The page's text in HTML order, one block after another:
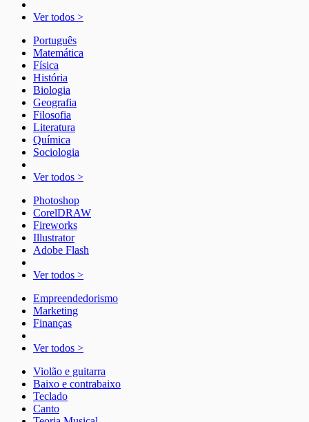
Ver todos >
Português
Matemática
Física
História
Biologia
Geografia
Filosofia
Literatura
Química
Sociologia
Ver todos >
Photoshop
CorelDRAW
Fireworks
Illustrator
Adobe Flash
Ver todos >
Empreendedorismo
Marketing
Finanças
Ver todos >
Violão e guitarra
Baixo e contrabaixo
Teclado
Canto